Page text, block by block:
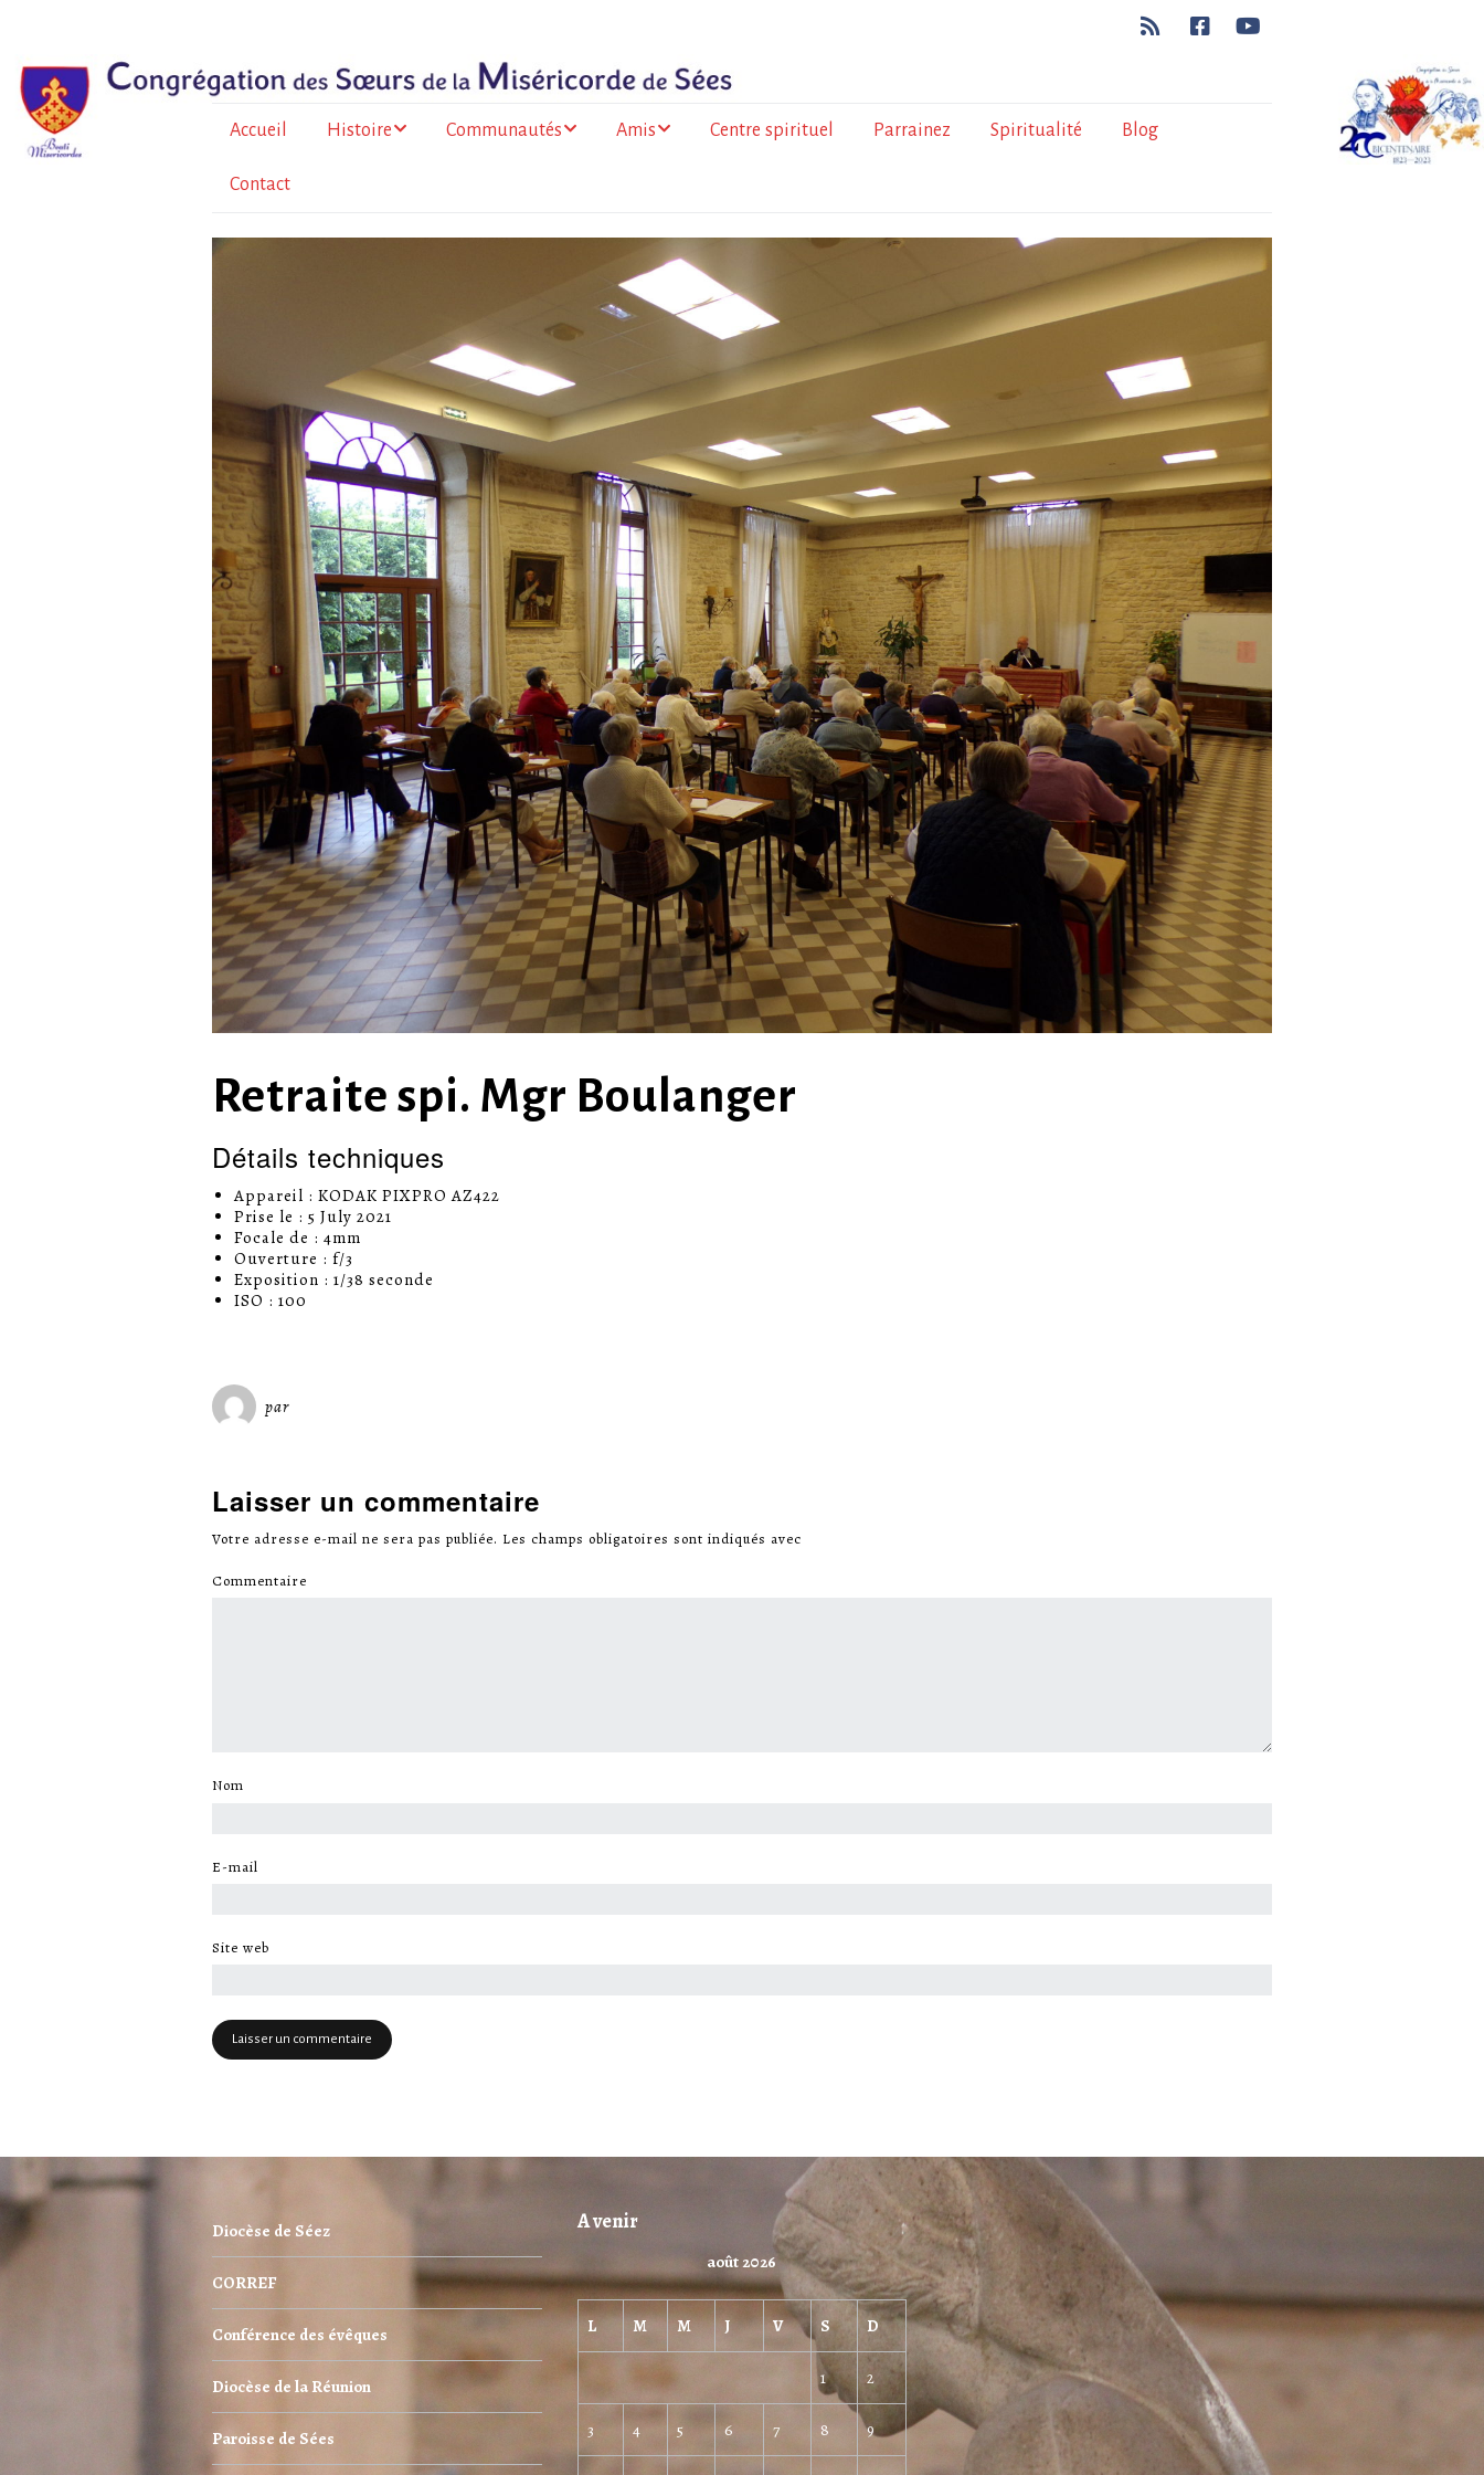
Accueil Histoire
Histoire de la
Communautés
Burkina Faso
La formation des
sœurs
Amis
Les amis de la
Miséricorde à l’Île de
la Réunion
Centre spirituel Parrainez Spiritualité Blog
Contact
Retraite spi. Mgr Boulanger
Détails techniques
Appareil : KODAK PIXPRO AZ422
Prise le : 5 July 2021
Focale de : 4mm
Ouverture : f/3
Exposition : 1/38 seconde
ISO : 100
par
Laisser un commentaire
Votre adresse e-mail ne sera pas publiée. Les champs obligatoires sont indiqués avec
Commentaire
Nom
E-mail
Site web
Diocèse de Séez
CORREF
Conférence des évêques
Diocèse de la Réunion
Paroisse de Sées
A venir
août 2026
L M M J V S D
1 2
3 4 5 6 7 8 9